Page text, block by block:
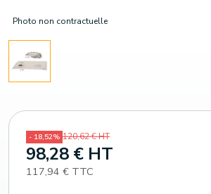
Photo non contractuelle
- 18,52% 120,62 € HT
98,28 € HT
117,94 € TTC